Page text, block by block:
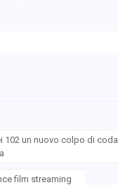
102 un nuovo colpo di coda
film streaming